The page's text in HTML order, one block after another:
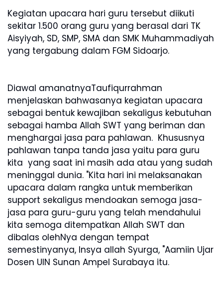
Kegiatan upacara hari guru tersebut diikuti
sekitar 1.500 orang guru yang berasal dari TK
Aisyiyah, SD, SMP, SMA dan SMK Muhammadiyah
yang tergabung dalam FGM Sidoarjo.
Diawal amanatnyaTaufiqurrahman
menjelaskan bahwasanya kegiatan upacara
sebagai bentuk kewajiban sekaligus kebutuhan
sebagai hamba Allah SWT yang beriman dan
menghargai jasa para pahlawan. Khususnya
pahlawan tanpa tanda jasa yaitu para guru
kita yang saat ini masih ada atau yang sudah
meninggal dunia. "Kita hari ini melaksanakan
upacara dalam rangka untuk memberikan
support sekaligus mendoakan semoga jasa-
jasa para guru-guru yang telah mendahului
kita semoga ditempatkan Allah SWT dan
dibalas olehNya dengan tempat
semestinyanya, Insya allah Syurga, "Aamiin Ujar
Dosen UIN Sunan Ampel Surabaya itu.